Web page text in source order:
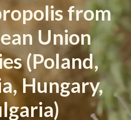
from
Union
(Poland,
Hungary,